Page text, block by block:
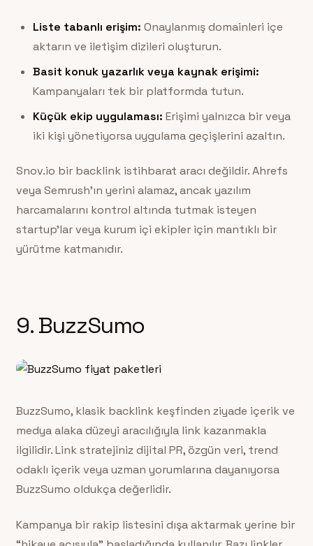
Liste tabanlı erişim: Onaylanmış domainleri içe
aktarın ve iletişim dizileri oluşturun.
Basit konuk yazarlık veya kaynak erişimi:
Kampanyaları tek bir platformda tutun.
Küçük ekip uygulaması: Erişimi yalnızca bir veya
iki kişi yönetiyorsa uygulama geçişlerini azaltın.
Snov.io bir backlink istihbarat aracı değildir. Ahrefs
veya Semrush’ın yerini alamaz, ancak yazılım
harcamalarını kontrol altında tutmak isteyen
startup’lar veya kurum içi ekipler için mantıklı bir
yürütme katmanıdır.
9. BuzzSumo
BuzzSumo, klasik backlink keşfinden ziyade içerik ve
medya alaka düzeyi aracılığıyla link kazanmakla
ilgilidir. Link stratejiniz dijital PR, özgün veri, trend
odaklı içerik veya uzman yorumlarına dayanıyorsa
BuzzSumo oldukça değerlidir.
Kampanya bir rakip listesini dışa aktarmak yerine bir